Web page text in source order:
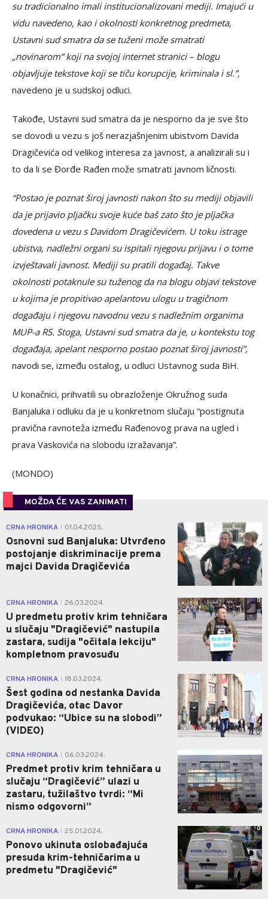
su tradicionalno imali institucionalizovani mediji. Imajući u
vidu navedeno, kao i okolnosti konkretnog predmeta,
Ustavni sud smatra da se tuženi može smatrati
„novinarom“ koji na svojoj internet stranici – blogu
objavljuje tekstove koji se tiču korupcije, kriminala i sl.”,
navedeno je u sudskoj odluci.
Takođe, Ustavni sud smatra da je nesporno da je sve što
se dovodi u vezu s još nerazjašnjenim ubistvom Davida
Dragičevića od velikog interesa za javnost, a analizirali su i
to da li se Đorđe Rađen može smatrati javnom ličnosti.
“Postao je poznat široj javnosti nakon što su mediji objavili
da je prijavio pljačku svoje kuće baš zato što je pljačka
dovedena u vezu s Davidom Dragičevićem. U toku istrage
ubistva, nadležni organi su ispitali njegovu prijavu i o tome
izvještavali javnost. Mediji su pratili događaj. Takve
okolnosti potaknule su tuženog da na blogu objavi tekstove
u kojima je propitivao apelantovu ulogu u tragičnom
događaju i njegovu navodnu vezu s nadležnim organima
MUP-a RS. Stoga, Ustavni sud smatra da je, u kontekstu tog
događaja, apelant nesporno postao poznat široj javnosti”,
navodi se, između ostalog, u odluci Ustavnog suda BiH.
U konačnici, prihvatili su obrazloženje Okružnog suda
Banjaluka i odluku da je u konkretnom slučaju “postignuta
pravična ravnoteža između Rađenovog prava na ugled i
prava Vaskovića na slobodu izražavanja”.
(MONDO)
MOŽDA ĆE VAS ZANIMATI
CRNA HRONIKA 01.04.2025.
Osnovni sud Banjaluka: Utvrđeno
postojanje diskriminacije prema
majci Davida Dragičevića
CRNA HRONIKA 26.03.2024.
U predmetu protiv krim tehničara
u slučaju "Dragičević" nastupila
zastara, sudija "očitala lekciju"
kompletnom pravosuđu
0
CRNA HRONIKA 18.03.2024.
Šest godina od nestanka Davida
Dragičevića, otac Davor
podvukao: “Ubice su na slobodi”
(VIDEO)
0
CRNA HRONIKA 06.03.2024.
Predmet protiv krim tehničara u
slučaju “Dragičević” ulazi u
zastaru, tužilaštvo tvrdi: “Mi
nismo odgovorni”
CRNA HRONIKA 25.01.2024.
Ponovo ukinuta oslobađajuća
presuda krim-tehničarima u
predmetu "Dragičević"
0